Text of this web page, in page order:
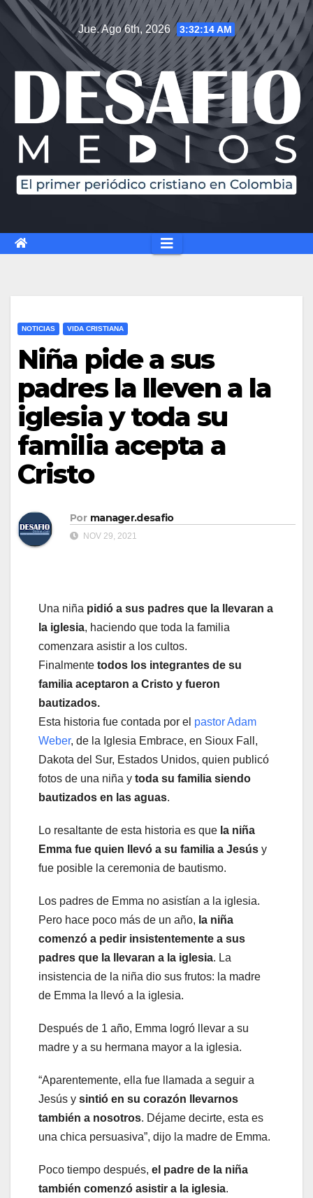
Saltar
contenido
Jue. Ago 6th, 2026 3:32:14 AM
NOTICIAS VIDA CRISTIANA
Niña pide a sus
padres la lleven a la
iglesia y toda su
familia acepta a
Cristo
Por manager.desafio
NOV 29, 2021
Una niña pidió a sus padres que la llevaran a
la iglesia, haciendo que toda la familia
comenzara asistir a los cultos.
Finalmente todos los integrantes de su
familia aceptaron a Cristo y fueron
bautizados.
Esta historia fue contada por el pastor Adam
Weber, de la Iglesia Embrace, en Sioux Fall,
Dakota del Sur, Estados Unidos, quien publicó
fotos de una niña y toda su familia siendo
bautizados en las aguas.
Lo resaltante de esta historia es que la niña
Emma fue quien llevó a su familia a Jesús y
fue posible la ceremonia de bautismo.
Los padres de Emma no asistían a la iglesia.
Pero hace poco más de un año, la niña
comenzó a pedir insistentemente a sus
padres que la llevaran a la iglesia. La
insistencia de la niña dio sus frutos: la madre
de Emma la llevó a la iglesia.
Después de 1 año, Emma logró llevar a su
madre y a su hermana mayor a la iglesia.
“Aparentemente, ella fue llamada a seguir a
Jesús y sintió en su corazón llevarnos
también a nosotros. Déjame decirte, esta es
una chica persuasiva”, dijo la madre de Emma.
Poco tiempo después, el padre de la niña
también comenzó asistir a la iglesia.